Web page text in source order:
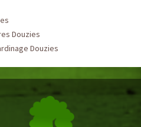
Douzies
Douzies